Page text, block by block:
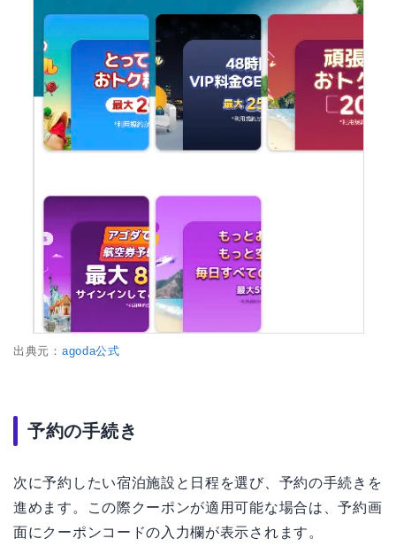
出典元： agoda公式
予約の手続き
次に予約したい宿泊施設と日程を選び、予約の手続きを
進めます。この際クーポンが適用可能な場合は、予約画
面にクーポンコードの入力欄が表示されます。